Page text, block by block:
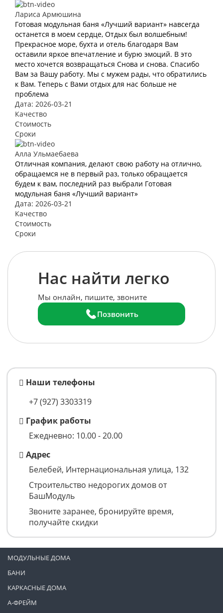
Лариса Армюшина
Готовая модульная баня «Лучший вариант» навсегда
останется в моем сердце, Отдых был волшебным!
Прекрасное море, бухта и отель благодаря Вам
оставили яркое впечатление и бурю эмоций. В это
место хочется возвращаться Снова и снова. Спасибо
Вам за Вашу работу. Мы с мужем рады, что обратились
к Вам. Теперь с Вами отдых для нас больше не
проблема
Дата: 2026-03-21
Качество
Стоимость
Сроки
Алла Ульмаебаева
Отличная компания, делают свою работу на отлично,
обращаемся не в первый раз, только обращается
будем к вам, последний раз выбрали Готовая
модульная баня «Лучший вариант»
Дата: 2026-03-21
Качество
Стоимость
Сроки
Нас найти легко
Мы онлайн, пишите, звоните
Позвонить
Наши телефоны
+7 (927) 3303319
График работы
Ежедневно: 10.00 - 20.00
Адрес
Белебей, Интернациональная улица, 132
Строительство недорогих домов от
БашМодуль
Звоните заранее, бронируйте время,
получайте скидки
МОДУЛЬНЫЕ ДОМА
БАНИ
КАРКАСНЫЕ ДОМА
А-ФРЕЙМ